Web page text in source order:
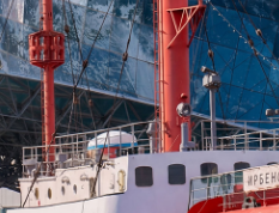
этапы развития
соглашение о
науки в регионе
штаб-квартира
музея Светлана Сивкова.
моментами жизни